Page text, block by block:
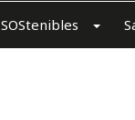
SOStenibles